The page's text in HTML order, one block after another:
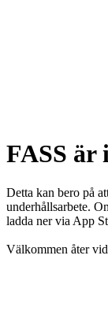
FASS
Detta kan bero på
underhållsarbete.
ladda ner via App
Välkommen åter